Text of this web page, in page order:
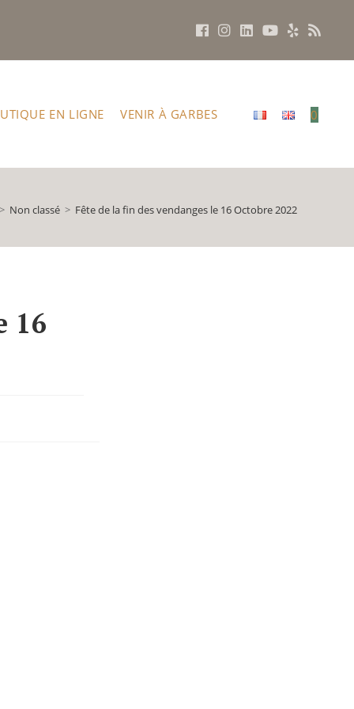
EN LIGNE VENIR À GARBES 0
> Non classé > Fête de la fin des vendanges le 16 Octobre 2022
16